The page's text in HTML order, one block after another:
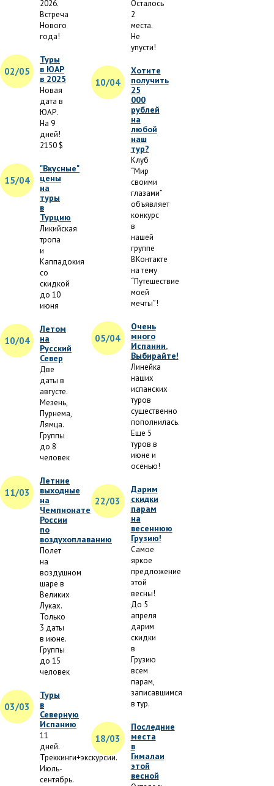
2026.
Встреча
Нового
года!
02/05
Туры
в ЮАР
в 2025
Новая
дата в
ЮАР.
На 9
дней!
2150 $
15/04
"Вкусные"
цены
на
туры
в
Турцию
Ликийская
тропа
и
Каппадокия
со
скидкой
до 10
июня
10/04
Летом
на
Русский
Север
Две
даты в
августе.
Мезень,
Пурнема,
Лямца.
Группы
до 8
человек
11/03
Летние
выходные
на
Чемпионате
России
по
воздухоплаванию
Полет
на
воздушном
шаре в
Великих
Луках.
Только
3 даты
в июне.
Группы
до 15
человек
03/03
Туры
в
Северную
Испанию
11
дней.
Треккинги+экскурсии.
Июль-
сентябрь.
Осталось
2
места.
Не
упусти!
10/04
Хотите
получить
25
000
рублей
на
любой
наш
тур?
Клуб
“Мир
своими
глазами”
объявляет
конкурс
в
нашей
группе
ВКонтакте
на тему
“Путешествие
моей
мечты”!
05/04
Очень
много
Испании.
Выбирайте!
Линейка
наших
испанских
туров
существенно
пополнилась.
Еще 5
туров в
июне и
осенью!
22/03
Дарим
скидки
парам
на
весеннюю
Грузию!
Самое
яркое
предложение
этой
весны!
До 5
апреля
дарим
скидки
в
Грузию
всем
парам,
записавшимся
в тур.
18/03
Последние
места
в
Гималаи
этой
весной